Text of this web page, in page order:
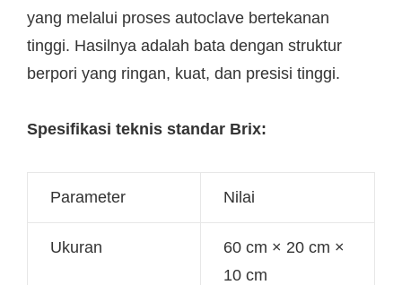
yang melalui proses autoclave bertekanan
tinggi. Hasilnya adalah bata dengan struktur
berpori yang ringan, kuat, dan presisi tinggi.
Spesifikasi teknis standar Brix:
Parameter Nilai
Ukuran
60 cm × 20 cm ×
10 cm